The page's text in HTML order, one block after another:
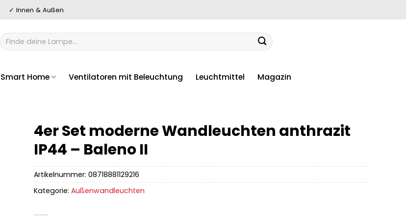
✓ Innen & Außen
Suchen
nach:
Smart Home Ventilatoren mit Beleuchtung Leuchtmittel Magazin
4er Set moderne Wandleuchten anthrazit
IP44 – Baleno II
Artikelnummer:08718881129216
Kategorie:Außenwandleuchten